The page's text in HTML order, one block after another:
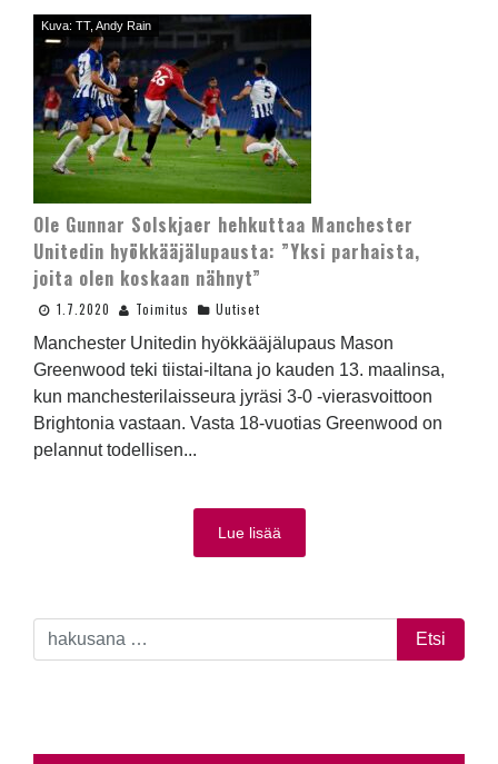
Kuva: TT, Andy Rain
Ole Gunnar Solskjaer hehkuttaa Manchester
Unitedin hyökkääjälupausta: ”Yksi parhaista,
joita olen koskaan nähnyt”
1.7.2020 Toimitus Uutiset
Manchester Unitedin hyökkääjälupaus Mason
Greenwood teki tiistai-iltana jo kauden 13. maalinsa,
kun manchesterilaisseura jyräsi 3-0 -vierasvoittoon
Brightonia vastaan. Vasta 18-vuotias Greenwood on
pelannut todellisen...
Lue lisää